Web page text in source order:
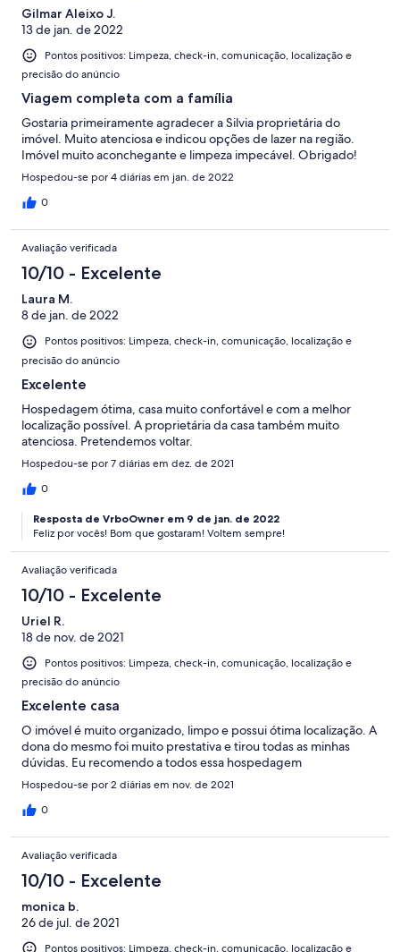
Gilmar Aleixo J.
13 de jan. de 2022
Pontos positivos: Limpeza, check-in, comunicação, localização e
precisão do anúncio
Viagem completa com a família
Gostaria primeiramente agradecer a Silvia proprietária do
imóvel. Muito atenciosa e indicou opções de lazer na região.
Imóvel muito aconchegante e limpeza impecável. Obrigado!
Hospedou-se por 4 diárias em jan. de 2022
0
Avaliação verificada
10/10 - Excelente
Laura M.
8 de jan. de 2022
Pontos positivos: Limpeza, check-in, comunicação, localização e
precisão do anúncio
Excelente
Hospedagem ótima, casa muito confortável e com a melhor
localização possível. A proprietária da casa também muito
atenciosa. Pretendemos voltar.
Hospedou-se por 7 diárias em dez. de 2021
0
Resposta de VrboOwner em 9 de jan. de 2022
Feliz por vocês! Bom que gostaram! Voltem sempre!
Avaliação verificada
10/10 - Excelente
Uriel R.
18 de nov. de 2021
Pontos positivos: Limpeza, check-in, comunicação, localização e
precisão do anúncio
Excelente casa
O imóvel é muito organizado, limpo e possui ótima localização. A
dona do mesmo foi muito prestativa e tirou todas as minhas
dúvidas. Eu recomendo a todos essa hospedagem
Hospedou-se por 2 diárias em nov. de 2021
0
Avaliação verificada
10/10 - Excelente
monica b.
26 de jul. de 2021
Pontos positivos: Limpeza, check-in, comunicação, localização e